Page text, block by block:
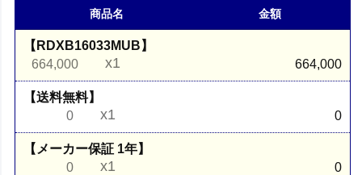
商品名 金額
【RDXB16033MUB】
664,000
x1 664,000
【送料無料】
0
x1 0
【メーカー保証 1年】
0
x1 0